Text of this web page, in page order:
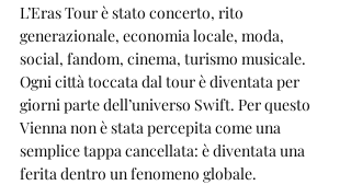
L’Eras Tour è stato concerto, rito
generazionale, economia locale, moda,
social, fandom, cinema, turismo musicale.
Ogni città toccata dal tour è diventata per
giorni parte dell’universo Swift. Per questo
Vienna non è stata percepita come una
semplice tappa cancellata: è diventata una
ferita dentro un fenomeno globale.